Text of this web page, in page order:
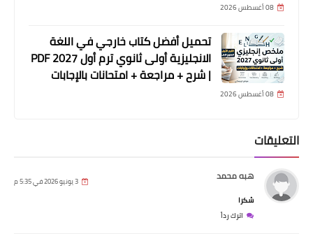
08 أغسطس 2026
تحميل أفضل كتاب خارجي في اللغة
الانجليزية أولى ثانوي ترم أول 2027 PDF
| شرح + مراجعة + امتحانات بالإجابات
08 أغسطس 2026
التعليقات
هبه محمد 3 يونيو 2026 في 5:35 م
شكرا
اترك رداً